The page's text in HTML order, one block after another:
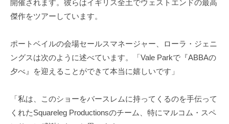
開催されます。彼らはイギリス全土でウェストエンドの最高
傑作をツアーしています。
ポートベイルの会場セールスマネージャー、ローラ・ジェニ
ングスは次のように述べています。「Vale Parkで『ABBAの
夕べ』を迎えることができて本当に嬉しいです」
「私は、このショーをバースレムに持ってくるのを手伝って
くれたSquareleg Productionsのチーム、特にマルコム・スペ